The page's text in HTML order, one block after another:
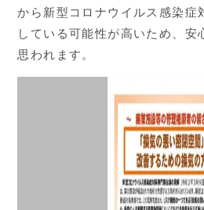
から新型コロナウイルス感染症
している可能性が高いため、安
思われます。